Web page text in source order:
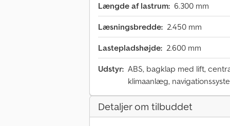
Længde af lastrum: 6.300 mm
Læsningsbredde: 2.450 mm
Lastepladshøjde: 2.600 mm
Udstyr: ABS, bagklap med lift,
klimaanlæg,
Detaljer om tilbuddet